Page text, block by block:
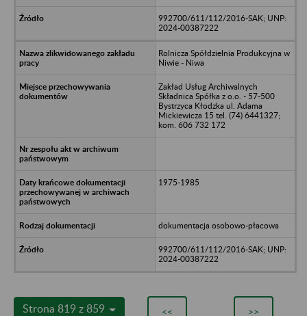
992700/611/112/2016-SAK; UNP:
2024-00387222
Rolnicza Spółdzielnia Produkcyjna w
Niwie - Niwa
Zakład Usług Archiwalnych
Składnica Spółka z o.o. - 57-500
Bystrzyca Kłodzka ul. Adama
Mickiewicza 15 tel. (74) 6441327;
kom. 606 732 172
1975-1985
dokumentacja osobowo-płacowa
992700/611/112/2016-SAK; UNP:
2024-00387222
Strona 819 z 859 << >>